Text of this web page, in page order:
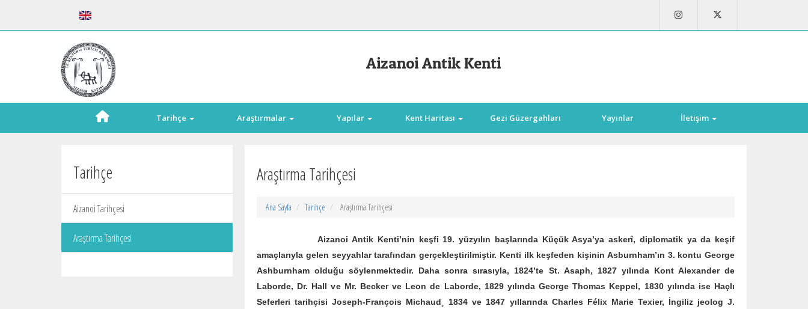
Aizanoi Antik Kenti
Tarihçe Araştırmalar Yapılar Kent Haritası Gezi Güzergahları Yayınlar İletişim
Tarihçe
Aizanoi Tarihçesi
Araştırma Tarihçesi
Araştırma Tarihçesi
Ana Sayfa Tarihçe Araştırma Tarihçesi
Aizanoi Antik Kenti’nin keşfi 19. yüzyılın başlarında Küçük Asya’ya askerî, diplomatik ya da keşif
amaçlarıyla gelen seyyahlar tarafından gerçekleştirilmiştir. Kenti ilk keşfeden kişinin Asburnham’ın 3. kontu George
Ashburnham olduğu söylenmektedir. Daha sonra sırasıyla, 1824’te St. Asaph, 1827 yılında Kont Alexander de
Laborde, Dr. Hall ve Mr. Becker ve Leon de Laborde, 1829 yılında George Thomas Keppel, 1830 yılında ise Haçlı
Seferleri tarihçisi Joseph-François Michaud¸ 1834 ve 1847 yıllarında Charles Félix Marie Texier, İngiliz jeolog J.